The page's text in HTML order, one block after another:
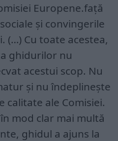
Europene.față
și convingerile
(…) Cu toate acestea,
ghidurilor nu
acestui scop. Nu
și nu îndeplinește
calitate ale Comisiei.
mod clar mai multă
ghidul a ajuns la